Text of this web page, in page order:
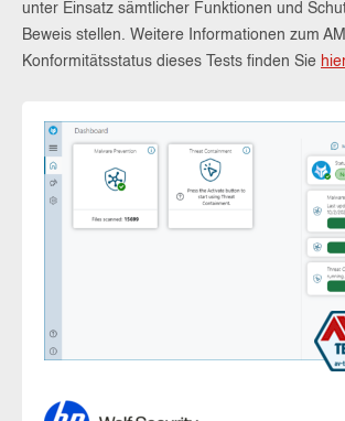
unter Einsatz sämtlicher Funktionen und
Beweis stellen. Weitere Informationen zum
Konformitätsstatus dieses Tests finden Sie hier